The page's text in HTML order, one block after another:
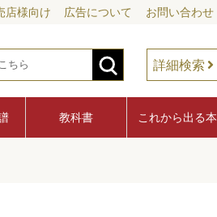
店様向け 広告について お問い合わせ
詳細検索
教科書 これから出る本